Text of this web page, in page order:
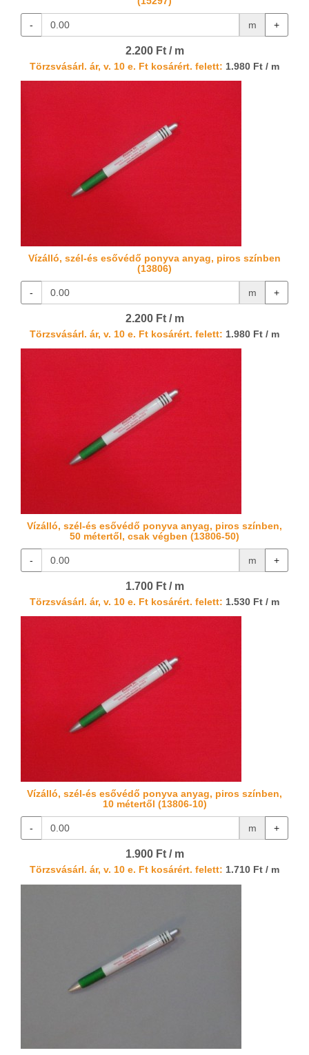
- m +
2.200 Ft / m
Törzsvásárl. ár, v. 10 e. Ft kosárért. felett: 1.980 Ft / m
Vízálló, szél-és esővédő ponyva anyag, piros színben
(13806)
- m +
2.200 Ft / m
Törzsvásárl. ár, v. 10 e. Ft kosárért. felett: 1.980 Ft / m
Vízálló, szél-és esővédő ponyva anyag, piros színben,
50 métertől, csak végben (13806-50)
- m +
1.700 Ft / m
Törzsvásárl. ár, v. 10 e. Ft kosárért. felett: 1.530 Ft / m
Vízálló, szél-és esővédő ponyva anyag, piros színben,
10 métertől (13806-10)
- m +
1.900 Ft / m
Törzsvásárl. ár, v. 10 e. Ft kosárért. felett: 1.710 Ft / m